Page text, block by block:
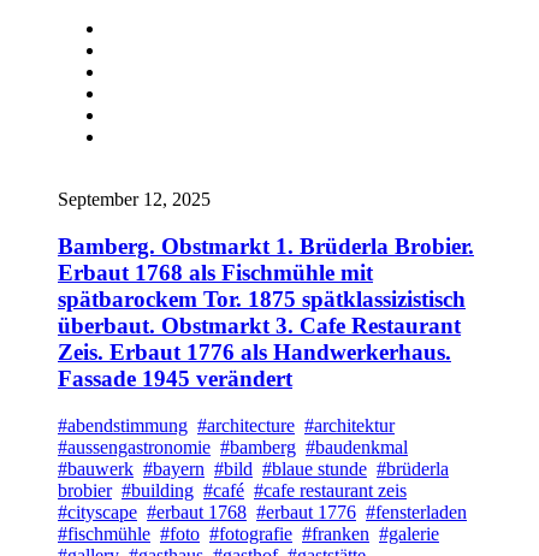
September 12, 2025
Bamberg. Obstmarkt 1. Brüderla Brobier.
Erbaut 1768 als Fischmühle mit
spätbarockem Tor. 1875 spätklassizistisch
überbaut. Obstmarkt 3. Cafe Restaurant
Zeis. Erbaut 1776 als Handwerkerhaus.
Fassade 1945 verändert
#abendstimmung #architecture #architektur
#aussengastronomie #bamberg #baudenkmal
#bauwerk #bayern #bild #blaue stunde #brüderla
brobier #building #café #cafe restaurant zeis
#cityscape #erbaut 1768 #erbaut 1776 #fensterladen
#fischmühle #foto #fotografie #franken #galerie